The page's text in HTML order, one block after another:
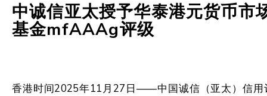
中诚信亚太授予华泰港元货币市
基金mfAAAg评级
香港时间2025年11月27日——中国诚信（亚太）信用